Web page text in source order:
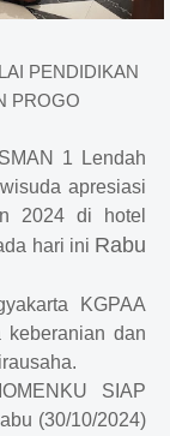
PENDIDIKAN
PROGO
1 Lendah
apresiasi
2024 di hotel
hari ini Rabu
KGPAA
keberanian dan
SIAP
(30/10/2024)